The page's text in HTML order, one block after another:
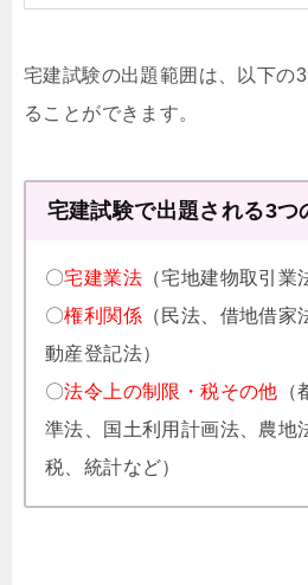
宅建試験の出題範囲は、以下の
ることができます。
宅建試験で出題される3つ
〇宅建業法 （宅地建物取引業
〇権利関係 （民法、借地借
動産登記法）
〇法令上の制限・税その他
準法、国土利用計画法、農地
税、統計など）